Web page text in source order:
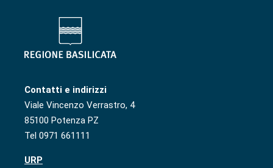
Contatti e indirizzi
Viale Vincenzo Verrastro, 4
85100 Potenza PZ
Tel 0971 661111
URP